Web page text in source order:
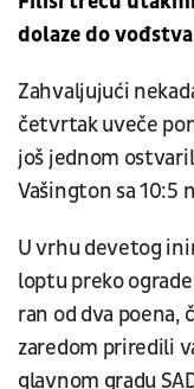
dolaze do
Zahvaljujući
četvrtak uveče
još jednom
Vašington sa 10:5
U vrhu devetog
loptu preko
ran od dva poena,
zaredom priredili
glavnom gradu